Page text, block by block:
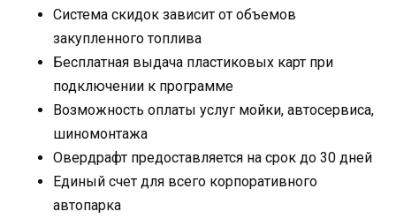
Система скидок зависит от объемов
закупленного топлива
Бесплатная выдача пластиковых карт при
подключении к программе
Возможность оплаты услуг мойки, автосервиса,
шиномонтажа
Овердрафт предоставляется на срок до 30 дней
Единый счет для всего корпоративного
автопарка